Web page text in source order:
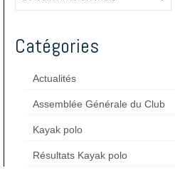
Catégories
Actualités
Assemblée Générale du Club
Kayak polo
Résultats Kayak polo